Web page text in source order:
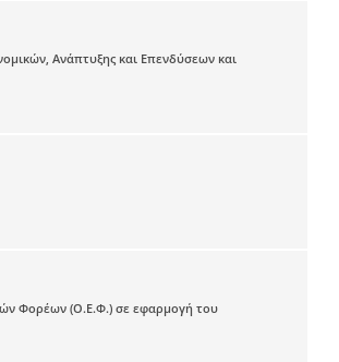
Ανάπτυξης και Επενδύσεων και
Φορέων (Ο.Ε.Φ.) σε εφαρμογή του